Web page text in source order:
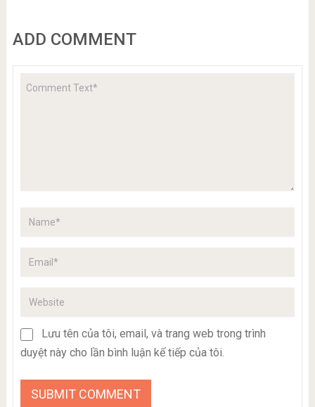
ADD COMMENT
Lưu tên của tôi, email, và trang web trong trình
duyệt này cho lần bình luận kế tiếp của tôi.